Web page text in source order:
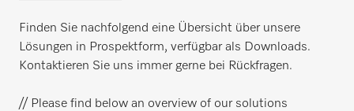
Finden Sie nachfolgend eine Übersicht über unsere
Lösungen in Prospektform, verfügbar als Downloads.
Kontaktieren Sie uns immer gerne bei Rückfragen.
// Please find below an overview of our solutions